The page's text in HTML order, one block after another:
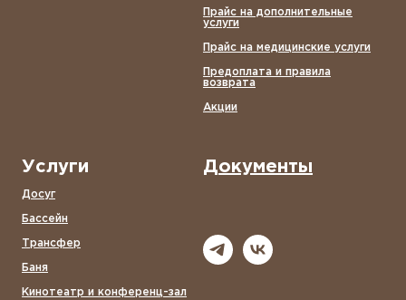
Прайс на дополнительные
услуги
Прайс на медицинские услуги
Предоплата и правила
возврата
Акции
Услуги
Досуг
Бассейн
Трансфер
Баня
Кинотеатр и конференц-зал
Документы